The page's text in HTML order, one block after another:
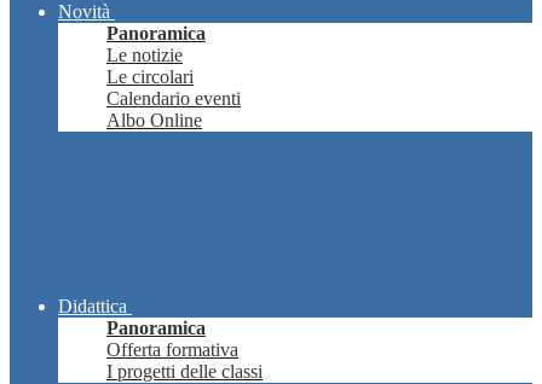
Novità
Panoramica
Le notizie
Le circolari
Calendario eventi
Albo Online
Didattica
Panoramica
Offerta formativa
I progetti delle classi